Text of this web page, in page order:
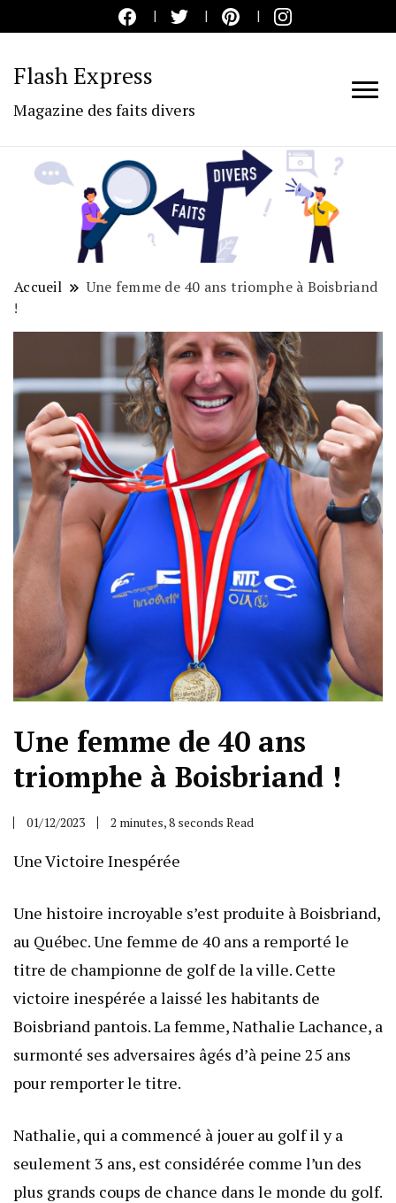
Flash Express
Magazine des faits divers
Accueil
Une femme de 40 ans triomphe à Boisbriand
!
Une femme de 40 ans
triomphe à Boisbriand !
01/12/2023 2 minutes, 8 seconds Read
Une Victoire Inespérée
Une histoire incroyable s’est produite à Boisbriand,
au Québec. Une femme de 40 ans a remporté le
titre de championne de golf de la ville. Cette
victoire inespérée a laissé les habitants de
Boisbriand pantois. La femme, Nathalie Lachance, a
surmonté ses adversaires âgés d’à peine 25 ans
pour remporter le titre.
Nathalie, qui a commencé à jouer au golf il y a
seulement 3 ans, est considérée comme l’un des
plus grands coups de chance dans le monde du golf.